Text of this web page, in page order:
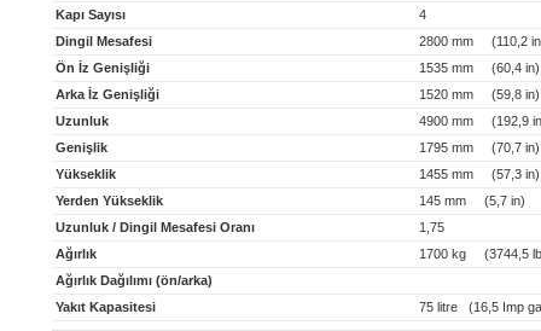
Kapı Sayısı
4
Dingil Mesafesi
2800 mm (110,2
Ön İz Genişliği
1535 mm (60,4 in)
Arka İz Genişliği
1520 mm (59,8 in)
Uzunluk
4900 mm (192,9
Genişlik
1795 mm (70,7 in)
Yükseklik
1455 mm (57,3 in)
Yerden Yükseklik
145 mm (5,7 in)
Uzunluk / Dingil Mesafesi Oranı
1,75
Ağırlık
1700 kg (3744,5
Ağırlık Dağılımı (ön/arka)
Yakıt Kapasitesi
75 litre (16,5 Imp